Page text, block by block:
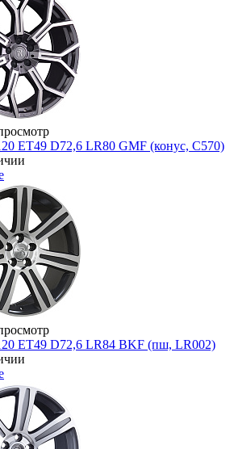
ET49 D72,6 LR80 GMF (конус, C570)
ET49 D72,6 LR84 BKF (пш, LR002)